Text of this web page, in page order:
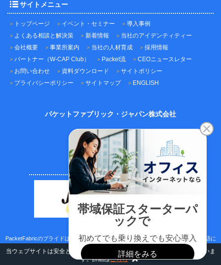
当ウェブサイトは安全と利便性向上のためにクッキー(Cookies)を使用していま
す。詳細はこちら
サイトメニュー
トップページ イベント・セミナー
導入事例
よくある相談と解決策
新着情報
当社のアイデンティティー
会社概要
事業所案内 当社の人材育成
採用情報
パートナー（W-CAP Club）
Packet流
CEOニュースレター
お問い合わせ
資料ダウンロード
サイトポリシー
プライバシーポリシー
サイトマップ ENGLISH
パケットファブリック・ジャパン株式会社
〒101-0045
東京都千代田区神田鍛冶町3-3-12
神田鍛冶町千歳ビル7F
TEL：03-5209-2222（代表）
FAX：03-5209-2221
PacketFabricのプライドはサポートのスピード、ICTネットワーク技術、日本語/英語に
取り組む真面目さです。
Copyright © 2022 PacketFabric. All rights reserved